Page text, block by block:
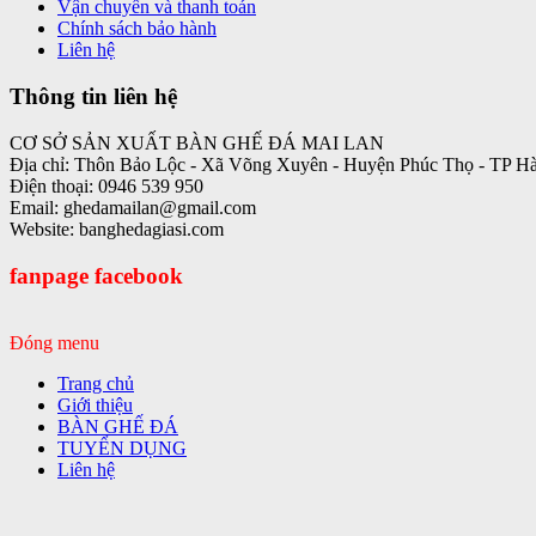
Vận chuyển và thanh toán
Chính sách bảo hành
Liên hệ
Thông tin liên hệ
CƠ SỞ SẢN XUẤT BÀN GHẾ ĐÁ MAI LAN
Địa chỉ: Thôn Bảo Lộc - Xã Võng Xuyên - Huyện Phúc Thọ - TP
Điện thoại: 0946 539 950
Email: ghedamailan@gmail.com
Website: banghedagiasi.com
fanpage facebook
Đóng menu
Trang chủ
Giới thiệu
BÀN GHẾ ĐÁ
TUYỂN DỤNG
Liên hệ